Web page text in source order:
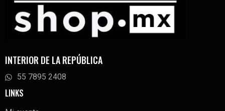
INTERIOR DE LA REPÚBLICA
55 7895 2408
LINKS